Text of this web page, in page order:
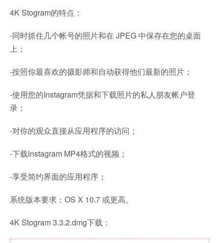
4K Stogram的特点：
-同时抓住几个帐号的照片和在 JPEG 中保存在您的桌面
上；
-按照你最喜欢的摄影师和自动获得他们最新的照片；
-使用您的Instagram凭据和下载照片的私人朋友帐户登
录；
-对你的观众直接从应用程序的访问；
-下载Instagram MP4格式的视频；
-享受简约界面的应用程序；
系统版本要求：OS X 10.7 或更高。
4K Stogram 3.3.2.dmg下载：